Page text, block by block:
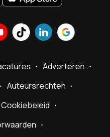
Adverteren
Auteursrechten
Cookiebeleid